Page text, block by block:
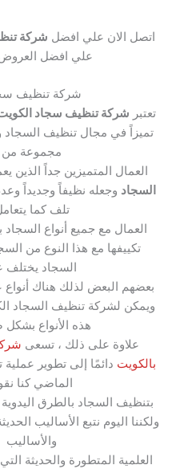
اتصل الان علي افضل شركة
علي افضل
شركة تنظيف
تعتبر شركة تنظيف سجاد
تميزاً في مجال تنظيف السجاد
مجموعة من
العمال المتميزين جداً الذين
السجاد وجعله نظيفاً وجديداً
تلف كما
العمال مع جميع أنواع
تكييفها مع هذا النوع من
السجاد يختلف
بعضهم البعض لذلك هناك أنواع
ويمكن لشركة تنظيف السجاد
هذه الأنواع
علاوة على ذلك ، تسعى
بالكويت دائمًا إلى تطوير
الماضي كنا
بتنظيف السجاد بالطرق
ولكننا اليوم نتبع الأساليب
والأساليب
العلمية المتطورة والحديثة